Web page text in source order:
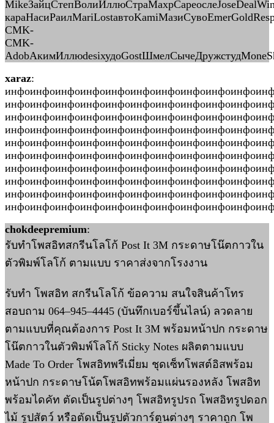
CMK-
CMK-
xaraz:
chokdeepremium:
รับทำโพสอิทสกรีนโลโก้ Post It 3M กระดาษโน๊ตกาวใน
ตัวพิมพ์โลโก้ ตามแบบ ราคาส่งจากโรงงาน
รับทำ โพสอิท สกรีนโลโก้ ข้อความ สนใจสินค้าโทร
สอบถาม 064–945–4445 (บันทึกเบอร์ขึ้นไลน์) ลวดลาย
ตามแบบที่คุณต้องการ Post It 3M พร้อมหน้าปก กระดาษ
โน๊ตกาวในตัวพิมพ์โลโก้ Sticky Notes ผลิตตามแบบ
Made To Order โพสอิทพรีเมี่ยม ชุดเซ็ทโพสต์อิสพร้อม
หน้าปก กระดาษโน้ตโพสอิทพร้อมแผ่นรองหลัง โพสอิท
พร้อมไดคัท ตัดเป็นรูปต่างๆ โพสอิทรูปรถ โพสอิทรูปดอก
ไม้ รูปสัตว์ หรือตัดเป็นรูปตัวการ์ตูนต่างๆ ราคาถูก โพ